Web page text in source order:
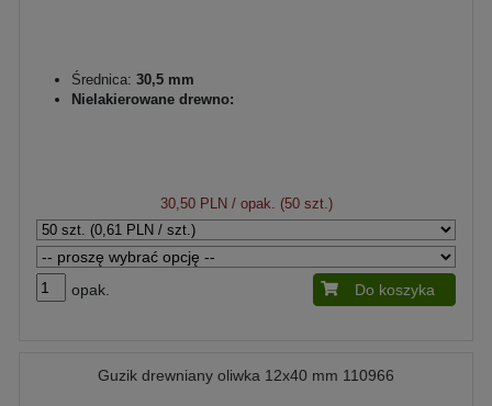
Średnica: 30,5 mm
Nielakierowane drewno:
30,50 PLN / opak. (50 szt.)
opak. Do koszyka
Guzik drewniany oliwka 12x40 mm 110966